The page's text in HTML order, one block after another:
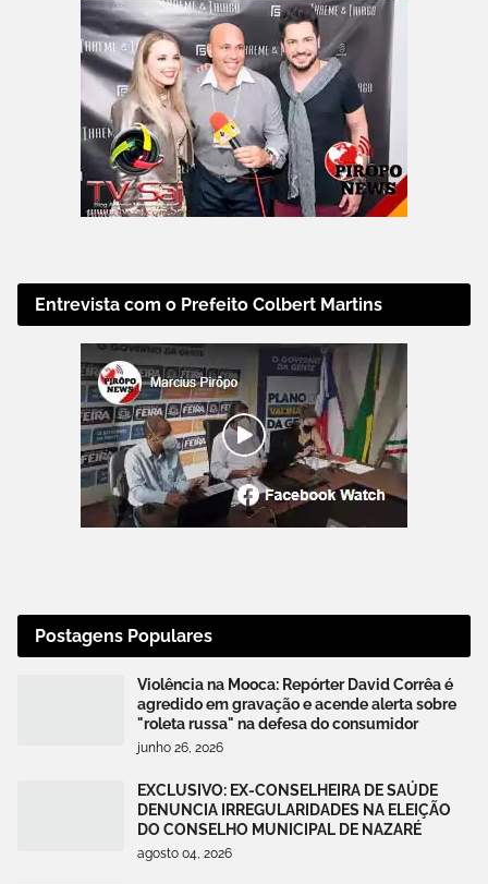
Entrevista com o Prefeito Colbert Martins
Postagens Populares
Violência na Mooca: Repórter David Corrêa é
agredido em gravação e acende alerta sobre
"roleta russa" na defesa do consumidor
junho 26, 2026
EXCLUSIVO: EX-CONSELHEIRA DE SAÚDE
DENUNCIA IRREGULARIDADES NA ELEIÇÃO
DO CONSELHO MUNICIPAL DE NAZARÉ
agosto 04, 2026